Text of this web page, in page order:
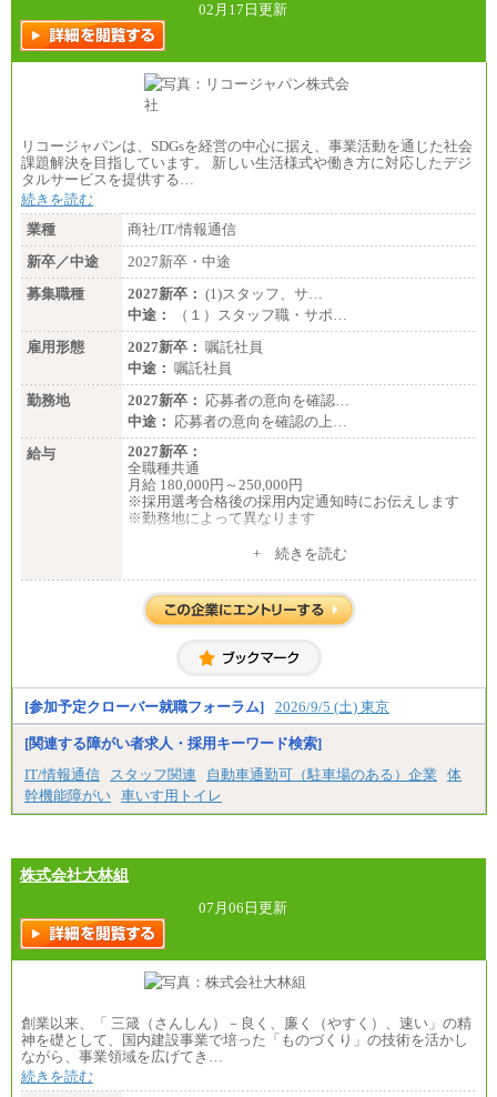
02月17日更新
リコージャパンは、SDGsを経営の中心に据え、事業活動を通じた社会
課題解決を目指しています。 新しい生活様式や働き方に対応したデジ
タルサービスを提供する…
続きを読む
業種
商社/IT/情報通信
新卒／中途
2027新卒・中途
募集職種
2027新卒： (1)スタッフ、サ…
中途：
（１）スタッフ職・サポ…
雇用形態
2027新卒： 嘱託社員
中途： 嘱託社員
勤務地
2027新卒： 応募者の意向を確認…
中途： 応募者の意向を確認の上…
給与
2027新卒：
全職種共通
月給 180,000円～250,000円
※採用選考合格後の採用内定通知時にお伝えします
※勤務地によって異なります
月給 200,000円～250,000円
入社時の処遇は経験・能力を考慮の上、当社規程に
より決定します。
お伝えします。
+ 続きを読む
[参加予定クローバー就職フォーラム] 2026/9/5 (土) 東京
[関連する障がい者求人・採用キーワード検索]
IT/情報通信
スタッフ関連 自動車通勤可（駐車場のある）企業
体
幹機能障がい 車いす用トイレ
株式会社大林組
07月06日更新
創業以来、「 三箴（さんしん）－良く、廉く（やすく）、速い」の精
神を礎として、国内建設事業で培った「ものづくり」の技術を活かし
ながら、事業領域を広げてき…
続きを読む